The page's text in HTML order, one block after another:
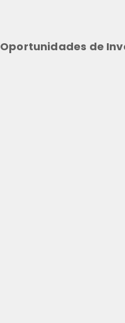
Oportunidades de